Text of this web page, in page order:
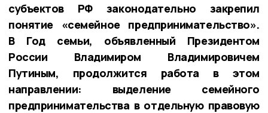
субъектов РФ законодательно закрепил
понятие «семейное предпринимательство».
В Год семьи, объявленный Президентом
России Владимиром Владимировичем
Путиным, продолжится работа в этом
направлении: выделение семейного
предпринимательства в отдельную правовую